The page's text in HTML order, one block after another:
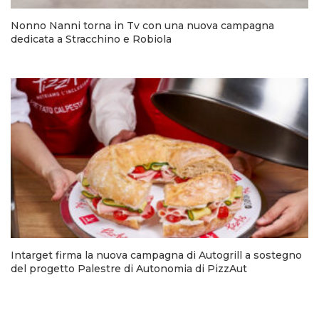
Nonno Nanni torna in Tv con una nuova campagna
dedicata a Stracchino e Robiola
Intarget firma la nuova campagna di Autogrill a sostegno
del progetto Palestre di Autonomia di PizzAut